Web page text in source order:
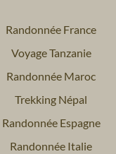
Randonnée France
Voyage Tanzanie
Randonnée Maroc
Trekking Népal
Randonnée Espagne
Randonnée Italie